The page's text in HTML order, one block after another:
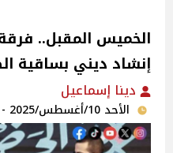
الخميس المقبل..
إنشاد ديني بساقية
دينا إسماعيل
الأحد 10/أغسطس/2025 - 05:55 م